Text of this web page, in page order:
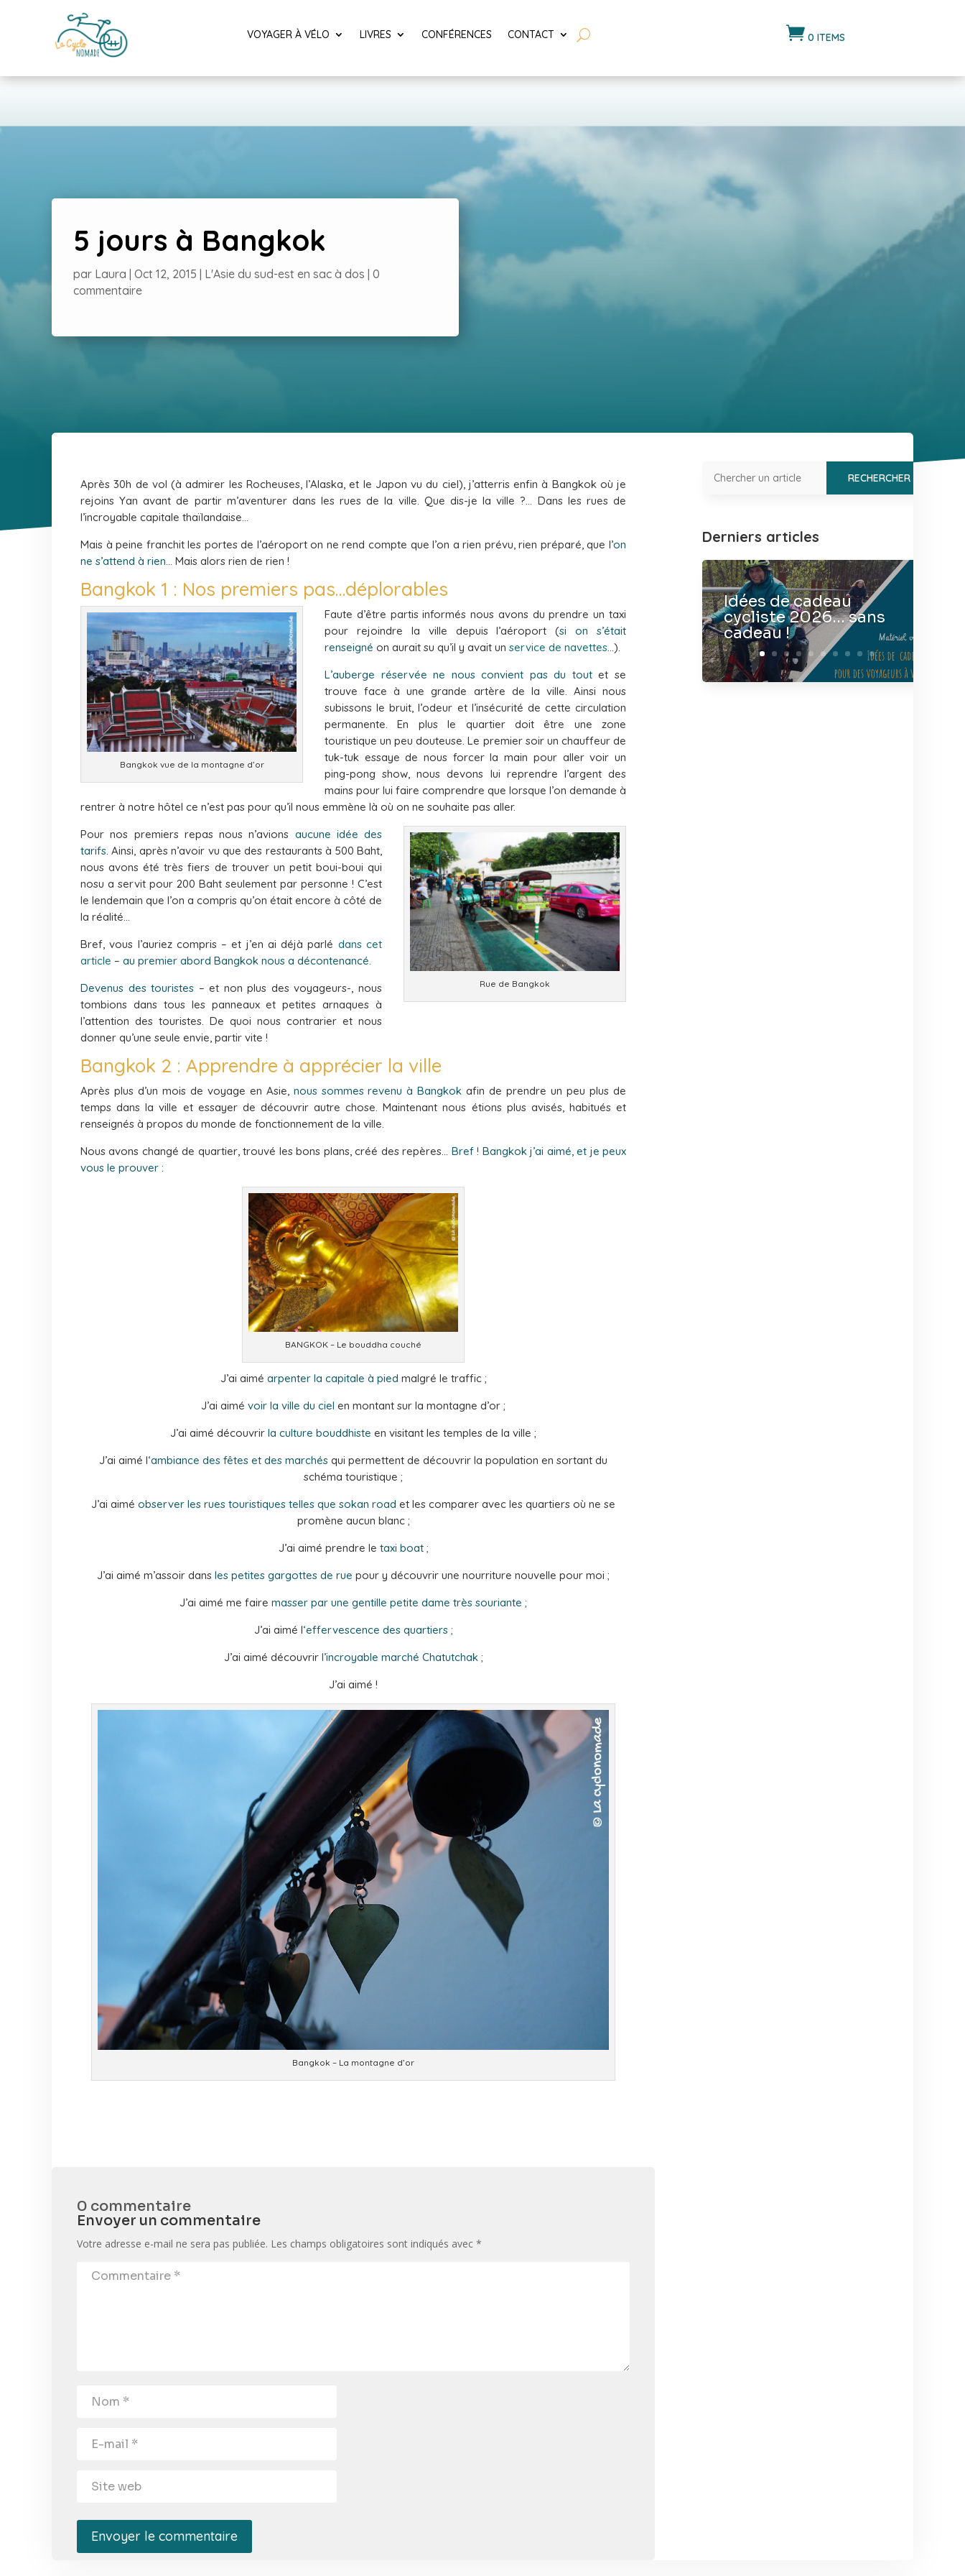
VOYAGER À VÉLO LIVRES CONFÉRENCES CONTACT  0 ITEMS
5 jours à Bangkok
par Laura Oct 12, 2015 L'Asie du sud-est en sac à dos 0
commentaire
Après 30h de vol (à admirer les Rocheuses, l’Alaska, et le Japon vu du ciel), j’atterris enfin à Bangkok où je
rejoins Yan avant de partir m’aventurer dans les rues de la ville. Que dis-je la ville ?… Dans les rues de
l’incroyable capitale thaïlandaise…
Mais à peine franchit les portes de l’aéroport on ne rend compte que l’on a rien prévu, rien préparé, que l’on
ne s’attend à rien … Mais alors rien de rien !
Bangkok 1 : Nos premiers pas…déplorables
Bangkok vue de la montagne d’or
Faute d’être partis informés nous avons du prendre un taxi
pour rejoindre la ville depuis l’aéroport (si on s’était
renseigné on aurait su qu’il y avait un service de navettes …).
L’auberge réservée ne nous convient pas du toutet se
trouve face à une grande artère de la ville. Ainsi nous
subissons le bruit, l’odeur et l’insécurité de cette circulation
permanente. En plus le quartier doit être une zone
touristique un peu douteuse. Le premier soir un chauffeur de
tuk-tuk essaye de nous forcer la main pour aller voir un
ping-pong show, nous devons lui reprendre l’argent des
mains pour lui faire comprendre que lorsque l’on demande à
rentrer à notre hôtel ce n’est pas pour qu’il nous emmène là où on ne souhaite pas aller.
Rue de Bangkok
Pour nos premiers repas nous n’avions aucune idée des
tarifs . Ainsi, après n’avoir vu que des restaurants à 500 Baht,
nous avons été très fiers de trouver un petit boui-boui qui
nosu a servit pour 200 Baht seulement par personne ! C’est
le lendemain que l’on a compris qu’on était encore à côté de
la réalité…
Bref, vous l’auriez compris – et j’en ai déjà parlé dans cet
article – au premier abord Bangkok nous a décontenancé.
Devenus des touristes – et non plus des voyageurs-, nous
tombions dans tous les panneaux et petites arnaques à
l’attention des touristes. De quoi nous contrarier et nous
donner qu’une seule envie, partir vite !
Bangkok 2 : Apprendre à apprécier la ville
Après plus d’un mois de voyage en Asie, nous sommes revenu à Bangkok afin de prendre un peu plus de
temps dans la ville et essayer de découvrir autre chose. Maintenant nous étions plus avisés, habitués et
renseignés à propos du monde de fonctionnement de la ville.
Nous avons changé de quartier, trouvé les bons plans, créé des repères… Bref ! Bangkok j’ai aimé, et je peux
vous le prouver :
BANGKOK – Le bouddha couché
J’ai aimé arpenter la capitale à pied malgré le traffic ;
J’ai aimé voir la ville du ciel en montant sur la montagne d’or ;
J’ai aimé découvrir la culture bouddhiste en visitant les temples de la ville ;
J’ai aimé l‘ambiance des fêtes et des marchés qui permettent de découvrir la population en sortant du
schéma touristique ;
J’ai aimé observer les rues touristiques telles que sokan road et les comparer avec les quartiers où ne se
promène aucun blanc ;
J’ai aimé prendre le taxi boat ;
J’ai aimé m’assoir dans les petites gargottes de rue pour y découvrir une nourriture nouvelle pour moi ;
J’ai aimé me faire masser par une gentille petite dame très souriante ;
J’ai aimé l‘effervescence des quartiers ;
J’ai aimé découvrir l’incroyable marché Chatutchak;
J’ai aimé !
Bangkok – La montagne d’or
0 commentaire
Envoyer un commentaire
Votre adresse e-mail ne sera pas publiée. Les champs obligatoires sont indiqués avec *
Envoyer le commentaire
Derniers articles
Idées de cadeau
cycliste 2026… sans
cadeau !